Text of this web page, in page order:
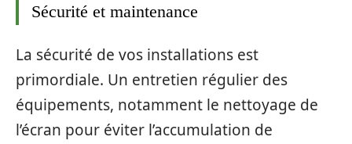
Sécurité et maintenance
La sécurité de vos installations est
primordiale. Un entretien régulier des
équipements, notamment le nettoyage de
l’écran pour éviter l’accumulation de